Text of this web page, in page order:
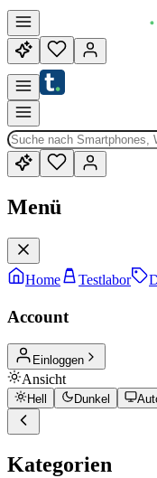
Menü
Home Testlabor
Account
Einloggen
Ansicht
Hell Dunkel
Kategorien